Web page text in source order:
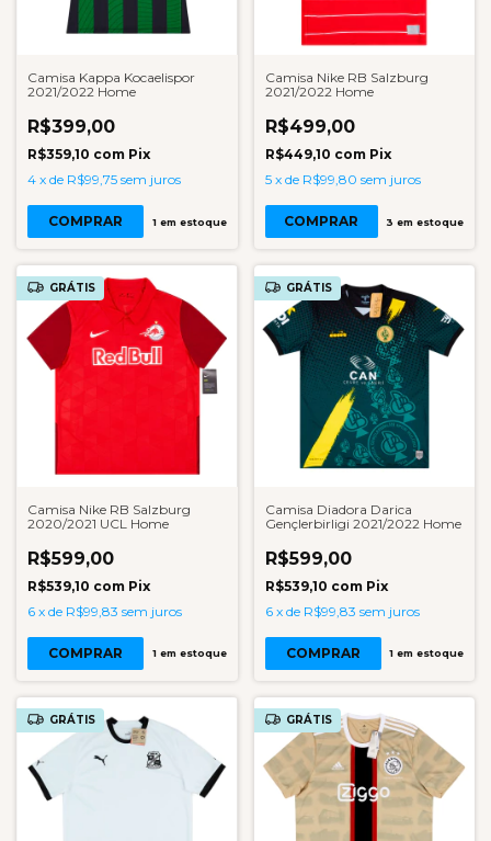
Camisa Kappa Kocaelispor
2021/2022 Home
R$399,00
R$359,10 com Pix
4 x de R$99,75 sem juros
COMPRAR 1em estoque
Camisa Nike RB Salzburg
2021/2022 Home
R$499,00
R$449,10 com Pix
5 x de R$99,80 sem juros
COMPRAR 3 em estoque
GRÁTIS
Camisa Nike RB Salzburg
2020/2021 UCL Home
R$599,00
R$539,10 com Pix
6 x de R$99,83 sem juros
COMPRAR 1em estoque
GRÁTIS
Camisa Diadora Darica
Gençlerbirligi 2021/2022 Home
R$599,00
R$539,10 com Pix
6 x de R$99,83 sem juros
COMPRAR 1 em estoque
GRÁTIS GRÁTIS